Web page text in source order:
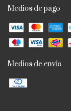
Medios de pago
Medios de envío